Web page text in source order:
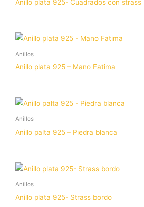
Anillo plata 925- Cuadrados con strass
Anillos
Anillo plata 925 – Mano Fatima
Anillos
Anillo palta 925 – Piedra blanca
Anillos
Anillo plata 925- Strass bordo